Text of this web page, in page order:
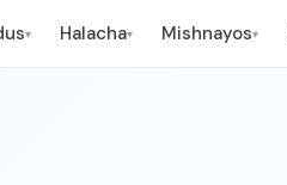
▾ Halacha▾ Mishnayos▾